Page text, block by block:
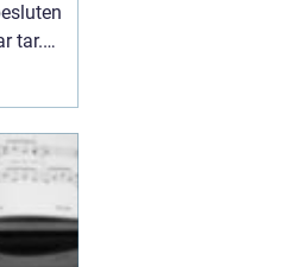
tar.
år. I
både